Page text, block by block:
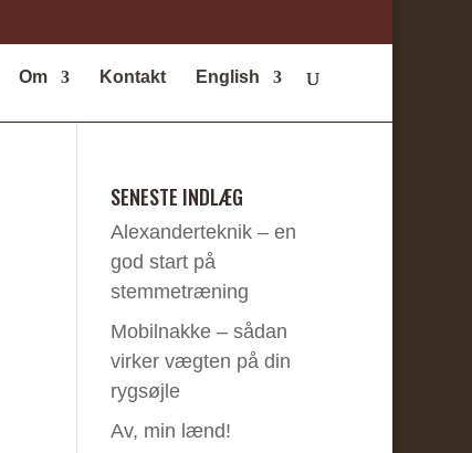
Om Kontakt English
SENESTE INDLÆG
Alexanderteknik – en
god start på
stemmetræning
Mobilnakke – sådan
virker vægten på din
rygsøjle
Av, min lænd!